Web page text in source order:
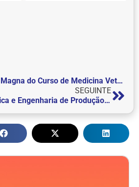
Vem aí, a Aula Magna do Curso de Medicina Veterinária
SEGUINTE
Engenharia Mecânica e Engenharia de Produção: Aula Magna aborda as perspectivas do Engenheiro no mercado de trabalho